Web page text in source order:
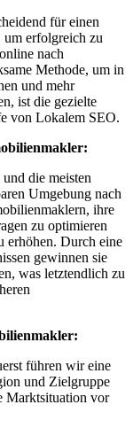
für einen
um erfolgreich zu
nach
Methode, um in
und mehr
ist die gezielte
von Lokalem SEO.
die meisten
Umgebung nach
ihre
zu optimieren
erhöhen. Durch eine
gewinnen sie
was letztendlich zu
führen wir eine
und Zielgruppe
Marktsituation vor